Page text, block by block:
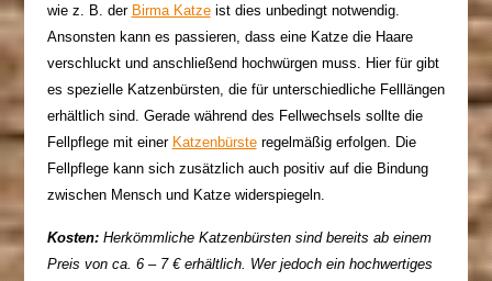
wie z. B. der Birma Katzeist dies unbedingt notwendig.
Ansonsten kann es passieren, dass eine Katze die Haare
verschluckt und anschließend hochwürgen muss. Hier für gibt
es spezielle Katzenbürsten, die für unterschiedliche Felllängen
erhältlich sind. Gerade während des Fellwechsels sollte die
Fellpflege mit einer Katzenbürsteregelmäßig erfolgen. Die
Fellpflege kann sich zusätzlich auch positiv auf die Bindung
zwischen Mensch und Katze widerspiegeln.
Kosten: Herkömmliche Katzenbürsten sind bereits ab einem
Preis von ca. 6 – 7 € erhältlich. Wer jedoch ein hochwertiges